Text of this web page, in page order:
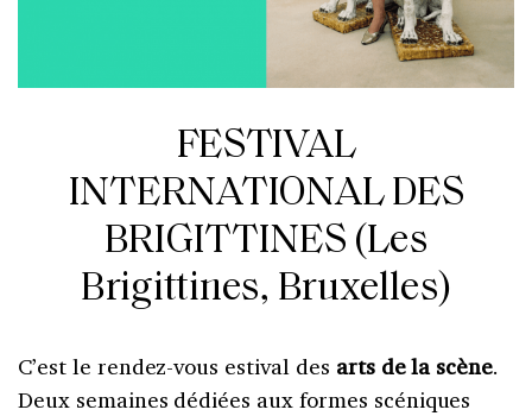
FESTIVAL
INTERNATIONAL DES
BRIGITTINES (Les
Brigittines, Bruxelles)
C’est le rendez-vous estival des arts de la scène.
Deux semaines dédiées aux formes scéniques